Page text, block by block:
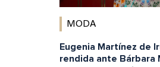
MODA
Eugenia Martínez de
rendida ante Bárbara